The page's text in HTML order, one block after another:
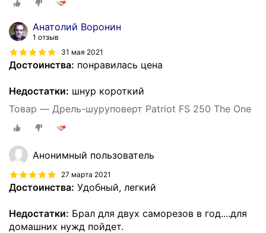
Анатолий Воронин
1 отзыв
31 мая 2021
Достоинства: понравилась цена
Недостатки: шнур короткий
Товар — Дрель-шуруповерт Patriot FS 250 The One
Анонимный пользователь
27 марта 2021
Достоинства: Удобный, легкий
Недостатки: Брал для двух саморезов в год....для
домашних нужд пойдет.